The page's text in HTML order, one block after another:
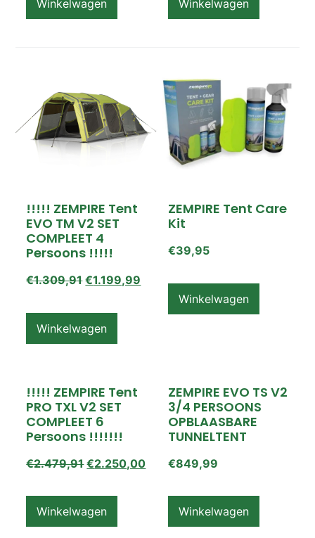
Winkelwagen Winkelwagen
!!!!! ZEMPIRE Tent
EVO TM V2 SET
COMPLEET 4
Persoons !!!!!
€1.309,91 €1.199,99
Winkelwagen
ZEMPIRE Tent Care
Kit
€39,95
Winkelwagen
!!!!! ZEMPIRE Tent
PRO TXL V2 SET
COMPLEET 6
Persoons !!!!!!!
€2.479,91 €2.250,00
Winkelwagen
ZEMPIRE EVO TS V2
3/4 PERSOONS
OPBLAASBARE
TUNNELTENT
€849,99
Winkelwagen